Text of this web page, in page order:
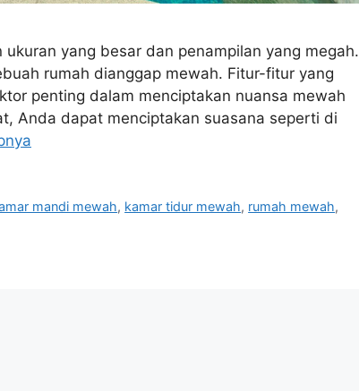
yang besar dan penampilan yang megah.
rumah dianggap mewah. Fitur-fitur yang
penting dalam menciptakan nuansa mewah
Anda dapat menciptakan suasana seperti di
mandi mewah, kamar tidur mewah, rumah mewah,